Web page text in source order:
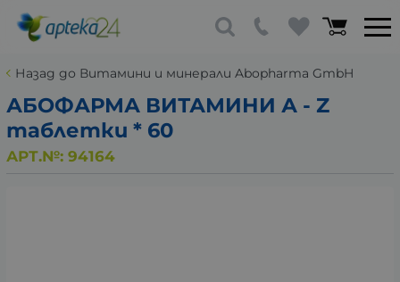
Назад до Витамини и минерали Abopharma GmbH
АБОФАРМА ВИТАМИНИ А - Z
таблетки * 60
АРТ.№: 94164